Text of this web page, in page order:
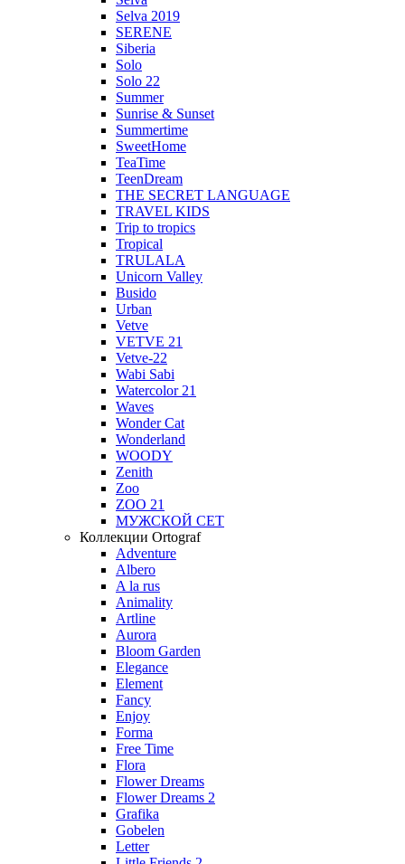
Selva 2019
SERENE
Siberia
Solo
Solo 22
Summer
Sunrise & Sunset
Summertime
SweetHome
TeaTime
TeenDream
THE SECRET LANGUAGE
TRAVEL KIDS
Trip to tropics
Tropical
TRULALA
Unicorn Valley
Busido
Urban
Vetve
VETVE 21
Vetve-22
Wabi Sabi
Watercolor 21
Waves
Wonder Cat
Wonderland
WOODY
Zenith
Zoo
ZOO 21
МУЖСКОЙ СЕТ
Коллекции Ortograf
Adventure
Albero
A la rus
Animality
Artline
Aurora
Bloom Garden
Elegance
Element
Fancy
Enjoy
Forma
Free Time
Flora
Flower Dreams
Flower Dreams 2
Grafika
Gobelen
Letter